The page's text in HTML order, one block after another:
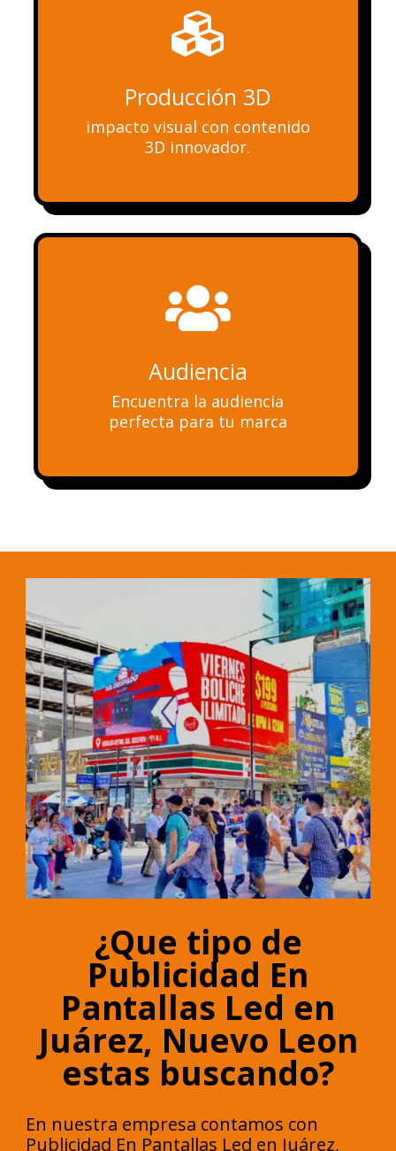

Producción 3D
impacto visual con contenido
3D innovador.

Audiencia
Encuentra la audiencia
perfecta para tu marca
¿Que tipo de
Publicidad En
Pantallas Led en
Juárez, Nuevo Leon
estas buscando?
En nuestra empresa contamos con
Publicidad En Pantallas Led en Juárez,